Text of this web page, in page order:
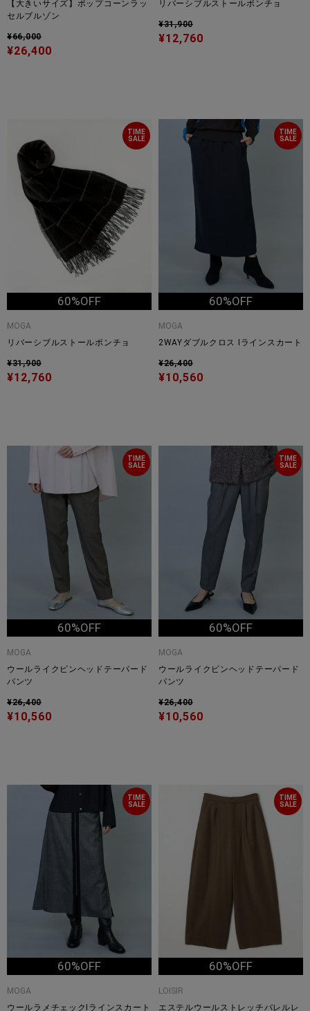
【大きいサイズ】ポップコーンラッ
セルブルゾン
¥66,000
¥26,400
リバーシブルストールポンチョ
¥31,900
¥12,760
TIME
SALE
60%OFF
MOGA
リバーシブルストールポンチョ
¥31,900
¥12,760
TIME
SALE
60%OFF
MOGA
2WAYダブルクロス Iラインスカート
¥26,400
¥10,560
TIME
SALE
60%OFF
MOGA
ウールライクピンヘッドテーパード
パンツ
¥26,400
¥10,560
TIME
SALE
60%OFF
MOGA
ウールライクピンヘッドテーパード
パンツ
¥26,400
¥10,560
TIME
SALE
60%OFF
MOGA
ウールラメチェックIラインスカート
TIME
SALE
60%OFF
LOISIR
エステルウールストレッチバレルレ